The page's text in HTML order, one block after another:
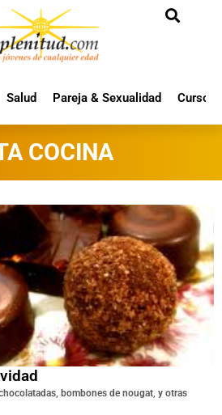
Salud Pareja & Sexualidad Cursos
COCINA
bombones de nougat, y otras